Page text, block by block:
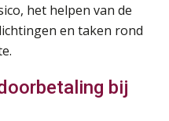
het helpen van de
en taken rond
bij
HBO Programma Manager Payroll Services & Benefits
Praehep
Praehep